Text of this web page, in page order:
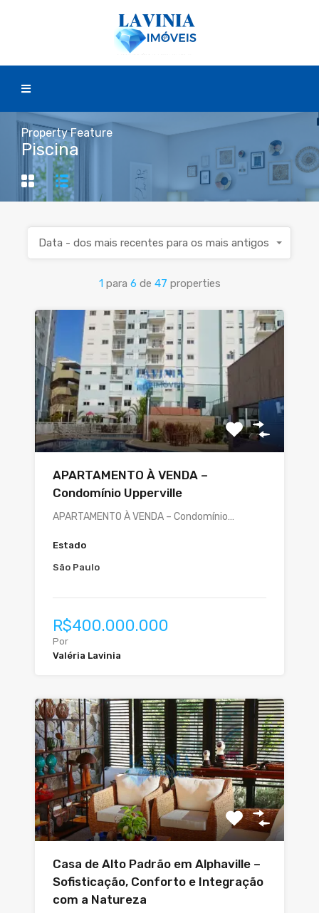
Property Feature
Piscina
1 para 6 de 47 properties
Data - dos mais recentes para os mais antigos
APARTAMENTO À VENDA –
Condomínio Upperville
APARTAMENTO À VENDA – Condomínio…
Estado
São Paulo
R$400.000.000
Por
Valéria Lavinia
Casa de Alto Padrão em Alphaville –
Sofisticação, Conforto e Integração
com a Natureza